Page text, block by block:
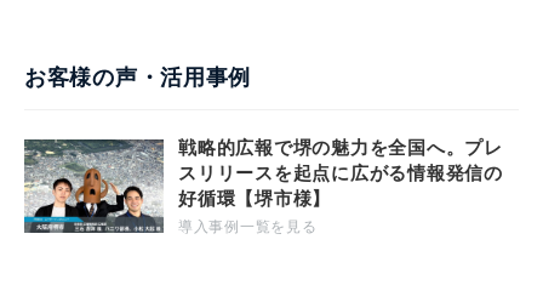
お客様の声・活用事例
戦略的広報で堺の魅力を全国へ。プレ
スリリースを起点に広がる情報発信の
好循環【堺市様】
導入事例一覧を見る